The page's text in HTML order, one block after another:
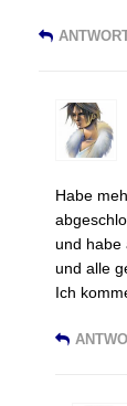
Habe
und habe
und alle
Ich